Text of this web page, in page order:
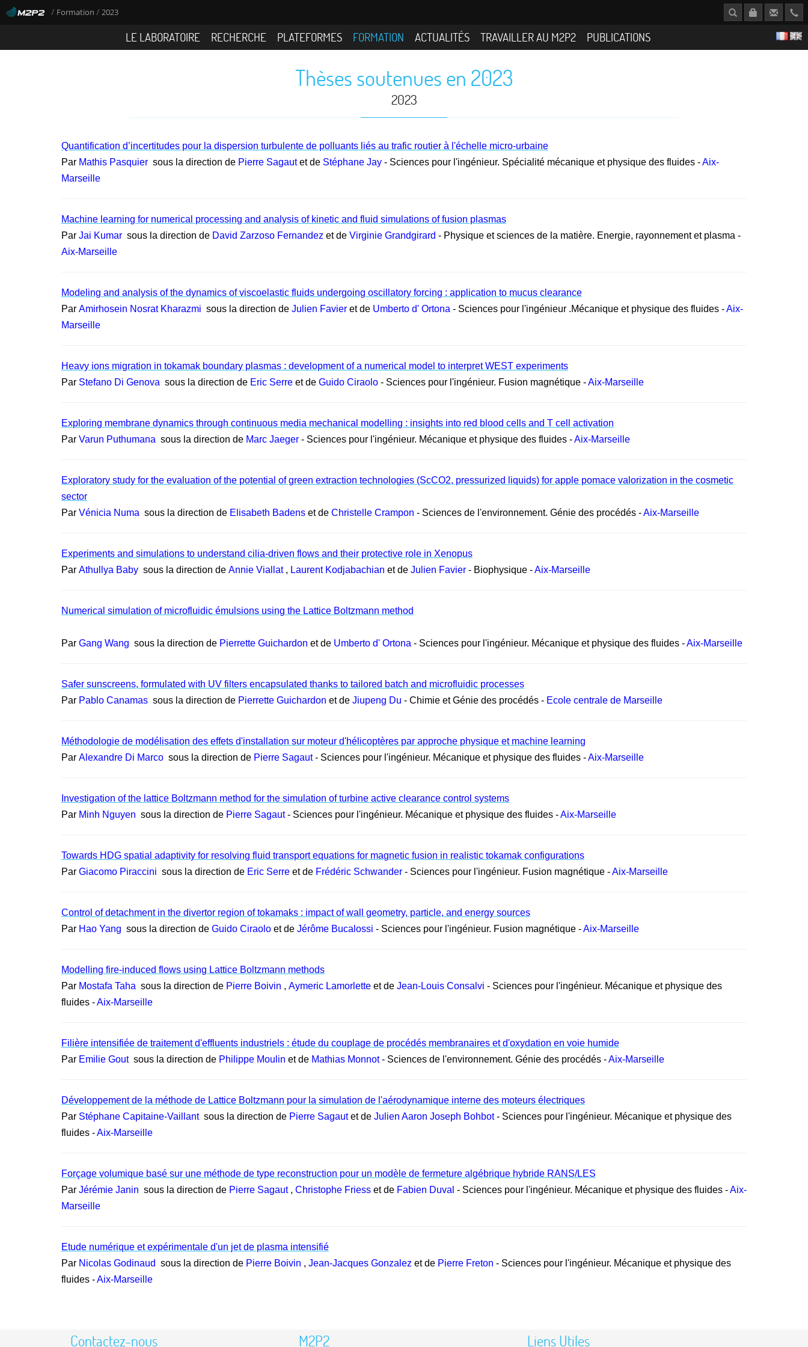
/ Formation /2023
LE LABORATOIRE RECHERCHE PLATEFORMES FORMATION ACTUALITÉS TRAVAILLER AU M2P2 PUBLICATIONS
Thèses soutenues en 2023
2023
Quantification d’incertitudes pour la dispersion turbulente de polluants liés au trafic routier à l'échelle micro-urbaine
Par Mathis Pasquier sous la direction de Pierre Sagautet de Stéphane Jay - Sciences pour l'ingénieur. Spécialité mécanique et physique des fluides -Aix-
Marseille
Machine learning for numerical processing and analysis of kinetic and fluid simulations of fusion plasmas
Par Jai Kumar sous la direction de David Zarzoso Fernandez et de Virginie Grandgirard - Physique et sciences de la matière. Energie, rayonnement et plasma -
Aix-Marseille
Modeling and analysis of the dynamics of viscoelastic fluids undergoing oscillatory forcing : application to mucus clearance
Par Amirhosein Nosrat Kharazmi sous la direction de Julien Favier et de Umberto d' Ortona - Sciences pour l'ingénieur .Mécanique et physique des fluides -Aix-
Marseille
Heavy ions migration in tokamak boundary plasmas : development of a numerical model to interpret WEST experiments
Par Stefano Di Genova sous la direction de Eric Serre et de Guido Ciraolo - Sciences pour l'ingénieur. Fusion magnétique -Aix-Marseille
Exploring membrane dynamics through continuous media mechanical modelling : insights into red blood cells and T cell activation
Par Varun Puthumana sous la direction de Marc Jaeger - Sciences pour l'ingénieur. Mécanique et physique des fluides -Aix-Marseille
Exploratory study for the evaluation of the potential of green extraction technologies (ScCO2, pressurized liquids) for apple pomace valorization in the cosmetic
sector
Par Vénicia Numa sous la direction de Elisabeth Badens et de Christelle Crampon - Sciences de l'environnement. Génie des procédés -Aix-Marseille
Experiments and simulations to understand cilia-driven flows and their protective role in Xenopus
Par Athullya Baby sous la direction de Annie Viallat, Laurent Kodjabachian et de Julien Favier - Biophysique -Aix-Marseille
Numerical simulation of microfluidic émulsions using the Lattice Boltzmann method
Par Gang Wang sous la direction de Pierrette Guichardon et de Umberto d' Ortona - Sciences pour l'ingénieur. Mécanique et physique des fluides -Aix-Marseille
Safer sunscreens, formulated with UV filters encapsulated thanks to tailored batch and microfluidic processes
Par Pablo Canamas sous la direction de Pierrette Guichardon et de Jiupeng Du - Chimie et Génie des procédés - Ecole centrale de Marseille
Méthodologie de modélisation des effets d'installation sur moteur d'hélicoptères par approche physique et machine learning
Par Alexandre Di Marco sous la direction de Pierre Sagaut- Sciences pour l'ingénieur. Mécanique et physique des fluides -Aix-Marseille
Investigation of the lattice Boltzmann method for the simulation of turbine active clearance control systems
Par Minh Nguyen sous la direction de Pierre Sagaut- Sciences pour l'ingénieur. Mécanique et physique des fluides -Aix-Marseille
Towards HDG spatial adaptivity for resolving fluid transport equations for magnetic fusion in realistic tokamak configurations
Par Giacomo Piraccini sous la direction de Eric Serre et de Frédéric Schwander - Sciences pour l'ingénieur. Fusion magnétique -Aix-Marseille
Control of detachment in the divertor region of tokamaks : impact of wall geometry, particle, and energy sources
Par Hao Yang sous la direction de Guido Ciraolo et de Jérôme Bucalossi - Sciences pour l'ingénieur. Fusion magnétique -Aix-Marseille
Modelling fire-induced flows using Lattice Boltzmann methods
Par Mostafa Taha sous la direction de Pierre Boivin , Aymeric Lamorlette et de Jean-Louis Consalvi - Sciences pour l'ingénieur. Mécanique et physique des
fluides -Aix-Marseille
Filière intensifiée de traitement d'effluents industriels : étude du couplage de procédés membranaires et d'oxydation en voie humide
Par Emilie Goutsous la direction de Philippe Moulin et de Mathias Monnot- Sciences de l'environnement. Génie des procédés -Aix-Marseille
Développement de la méthode de Lattice Boltzmann pour la simulation de l'aérodynamique interne des moteurs électriques
Par Stéphane Capitaine-Vaillantsous la direction de Pierre Sagautet de Julien Aaron Joseph Bohbot- Sciences pour l'ingénieur. Mécanique et physique des
fluides -Aix-Marseille
Forçage volumique basé sur une méthode de type reconstruction pour un modèle de fermeture algébrique hybride RANS/LES
Par Jérémie Janin sous la direction de Pierre Sagaut, Christophe Friess et de Fabien Duval - Sciences pour l'ingénieur. Mécanique et physique des fluides -Aix-
Marseille
Etude numérique et expérimentale d'un jet de plasma intensifié
Par Nicolas Godinaud sous la direction de Pierre Boivin , Jean-Jacques Gonzalez et de Pierre Freton - Sciences pour l'ingénieur. Mécanique et physique des
fluides -Aix-Marseille
Contactez-nous M2P2 Liens Utiles